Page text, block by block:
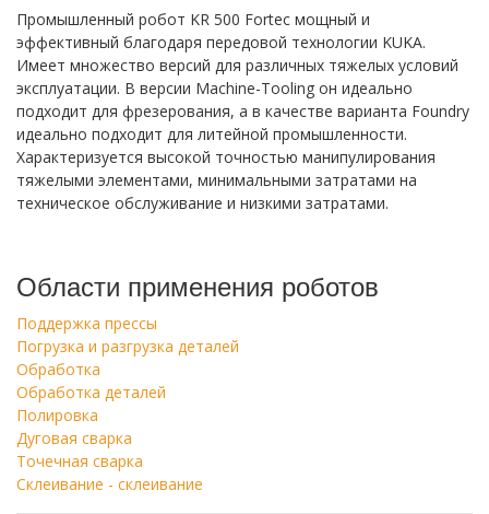
Промышленный робот KR 500 Fortec мощный и
эффективный благодаря передовой технологии KUKA.
Имеет множество версий для различных тяжелых условий
эксплуатации. В версии Machine-Tooling он идеально
подходит для фрезерования, а в качестве варианта Foundry
идеально подходит для литейной промышленности.
Характеризуется высокой точностью манипулирования
тяжелыми элементами, минимальными затратами на
техническое обслуживание и низкими затратами.
Области применения роботов
Поддержка прессы
Погрузка и разгрузка деталей
Обработка
Обработка деталей
Полировка
Дуговая сварка
Точечная сварка
Склеивание - склеивание